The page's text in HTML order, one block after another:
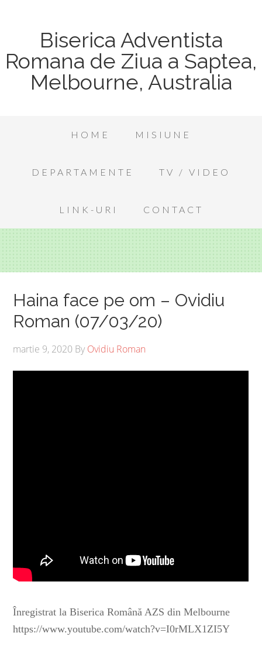
Biserica Adventista
Romana de Ziua a Saptea,
Melbourne, Australia
HOME MISIUNE
DEPARTAMENTE TV / VIDEO
LINK-URI CONTACT
Haina face pe om – Ovidiu
Roman (07/03/20)
martie 9, 2020 By Ovidiu Roman
Înregistrat la Biserica Română AZS din Melbourne
https://www.youtube.com/watch?v=I0rMLX1ZI5Y